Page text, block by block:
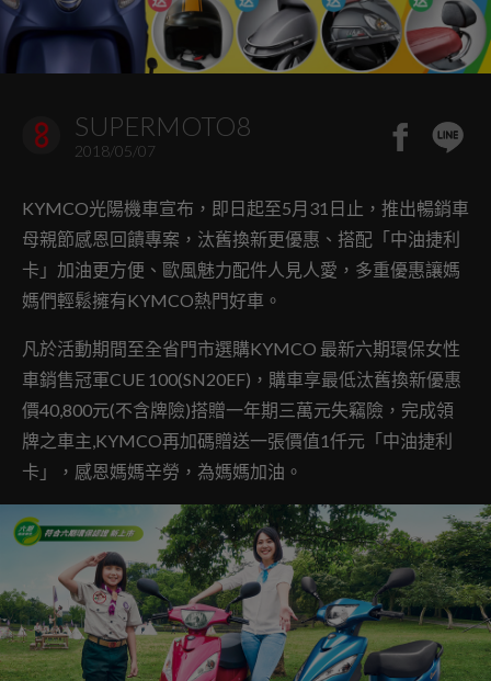
SUPERMOTO8
2018/05/07
KYMCO光陽機車宣布，即日起至5月31日止，推出暢銷車
母親節感恩回饋專案，汰舊換新更優惠、搭配「中油捷利
卡」加油更方便、歐風魅力配件人見人愛，多重優惠讓媽
媽們輕鬆擁有KYMCO熱門好車。
凡於活動期間至全省門市選購KYMCO 最新六期環保女性
車銷售冠軍CUE 100(SN20EF)，購車享最低汰舊換新優惠
價40,800元(不含牌險)搭贈一年期三萬元失竊險，完成領
牌之車主,KYMCO再加碼贈送一張價值1仟元「中油捷利
卡」，感恩媽媽辛勞，為媽媽加油。